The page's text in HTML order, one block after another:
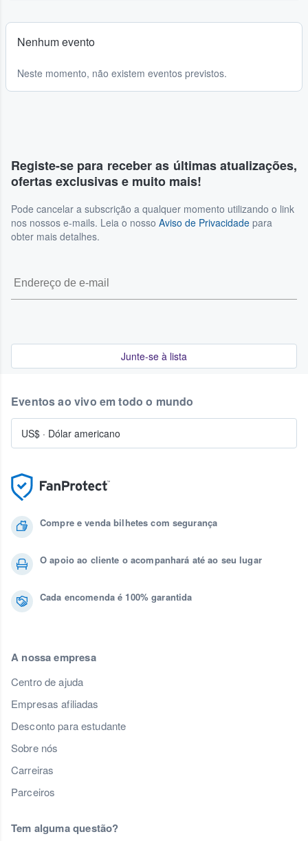
Nenhum evento
Neste momento, não existem eventos previstos.
Registe-se para receber as últimas atualizações,
ofertas exclusivas e muito mais!
Pode cancelar a subscrição a qualquer momento utilizando o link
nos nossos e-mails. Leia o nosso Aviso de Privacidade para
obter mais detalhes.
Junte-se à lista
Compre e venda bilhetes com segurança
O apoio ao cliente o acompanhará até ao seu lugar
Cada encomenda é 100% garantida
A nossa empresa
Centro de ajuda
Empresas afiliadas
Desconto para estudante
Sobre nós
Carreiras
Parceiros
Tem alguma questão?
Eventos ao vivo em todo o mundo
US$ · Dólar americano